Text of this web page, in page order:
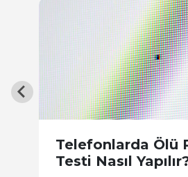
Telefonlarda Ölü
Testi Nasıl